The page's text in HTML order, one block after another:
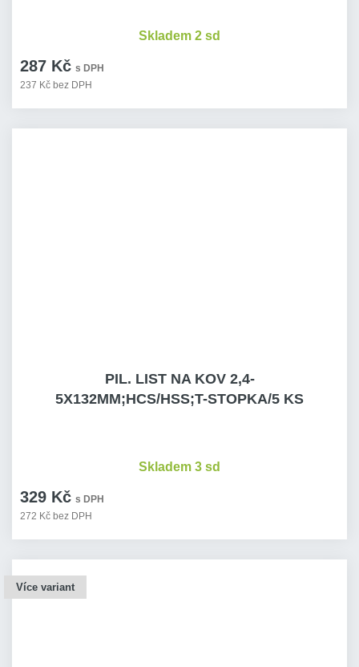
287 Kč s DPH
237 Kč bez DPH
Skladem 2 sd
PIL. LIST NA KOV 2,4-
5X132MM;HCS/HSS;T-STOPKA/5 KS
329 Kč s DPH
272 Kč bez DPH
Skladem 3 sd
Více variant